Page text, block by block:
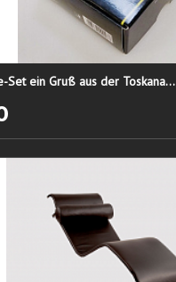
Set ein Gruß aus der Toskana...